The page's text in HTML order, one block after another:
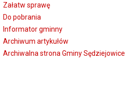
Załatw sprawę
Do pobrania
Informator gminny
Archiwum artykułów
Archiwalna strona Gminy Sędziejowice